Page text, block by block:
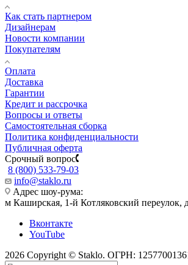
Как стать партнером
Дизайнерам
Новости компании
Покупателям
Оплата
Доставка
Гарантии
Кредит и рассрочка
Вопросы и ответы
Самостоятельная сборка
Политика конфиденциальности
Публичная оферта
Срочный вопрос
8 (800) 533-79-03
info@staklo.ru
Адрес шоу-рума:
м Каширская, 1-й Котляковский переулок,
Вконтакте
YouTube
2026 Copyright © Staklo. ОГРН: